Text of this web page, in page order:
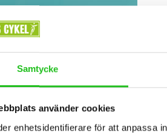
Samtycke
använder cookies
enhetsidentifierare för att anpassa